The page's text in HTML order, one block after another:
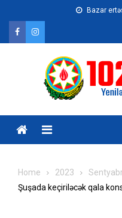
content
Bazar
Home 2023
Sentyabr
Şuşada keçiriləcək qala